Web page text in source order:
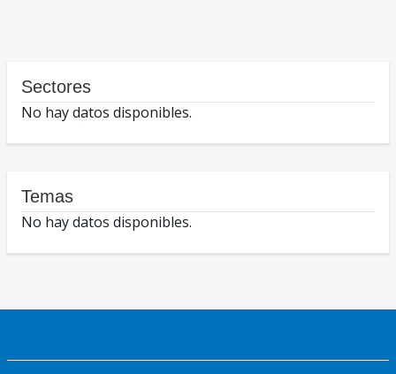
Sectores
No hay datos disponibles.
Temas
No hay datos disponibles.